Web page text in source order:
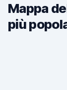
Mappa
più